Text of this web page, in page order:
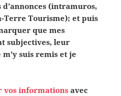
d’annonces (intramuros,
Terre Tourisme); et puis
que mes
subjectives, leur
suis remis et je
vos informations avec